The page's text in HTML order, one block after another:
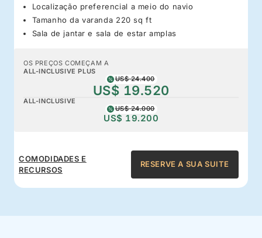
Localização preferencial a meio do navio
Tamanho da varanda 220 sq ft
Sala de jantar e sala de estar amplas
OS PREÇOS COMEÇAM A
ALL-INCLUSIVE PLUS
US$ 24.400
US$ 19.520
ALL-INCLUSIVE
US$ 24.000
US$ 19.200
COMODIDADES E
RECURSOS
RESERVE A SUA SUITE